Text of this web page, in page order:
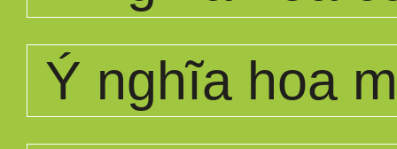
Ý nghĩa hoa